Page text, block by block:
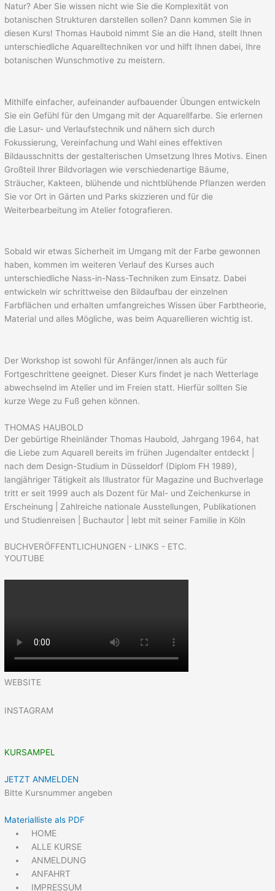
Natur? Aber Sie wissen nicht wie Sie die Komplexität von
botanischen Strukturen darstellen sollen? Dann kommen Sie in
diesen Kurs! Thomas Haubold nimmt Sie an die Hand, stellt Ihnen
unterschiedliche Aquarelltechniken vor und hilft Ihnen dabei, Ihre
botanischen Wunschmotive zu meistern.
Mithilfe einfacher, aufeinander aufbauender Übungen entwickeln
Sie ein Gefühl für den Umgang mit der Aquarellfarbe. Sie erlernen
die Lasur- und Verlaufstechnik und nähern sich durch
Fokussierung, Vereinfachung und Wahl eines effektiven
Bildausschnitts der gestalterischen Umsetzung Ihres Motivs. Einen
Großteil Ihrer Bildvorlagen wie verschiedenartige Bäume,
Sträucher, Kakteen, blühende und nichtblühende Pflanzen werden
Sie vor Ort in Gärten und Parks skizzieren und für die
Weiterbearbeitung im Atelier fotografieren.
Sobald wir etwas Sicherheit im Umgang mit der Farbe gewonnen
haben, kommen im weiteren Verlauf des Kurses auch
unterschiedliche Nass-in-Nass-Techniken zum Einsatz. Dabei
entwickeln wir schrittweise den Bildaufbau der einzelnen
Farbflächen und erhalten umfangreiches Wissen über Farbtheorie,
Material und alles Mögliche, was beim Aquarellieren wichtig ist.
Der Workshop ist sowohl für Anfänger/innen als auch für
Fortgeschrittene geeignet. Dieser Kurs findet je nach Wetterlage
abwechselnd im Atelier und im Freien statt. Hierfür sollten Sie
kurze Wege zu Fuß gehen können.
THOMAS HAUBOLD
Der gebürtige Rheinländer Thomas Haubold, Jahrgang 1964, hat
die Liebe zum Aquarell bereits im frühen Jugendalter entdeckt |
nach dem Design-Studium in Düsseldorf (Diplom FH 1989),
langjähriger Tätigkeit als Illustrator für Magazine und Buchverlage
tritt er seit 1999 auch als Dozent für Mal- und Zeichenkurse in
Erscheinung | Zahlreiche nationale Ausstellungen, Publikationen
und Studienreisen | Buchautor | lebt mit seiner Familie in Köln
BUCHVERÖFFENTLICHUNGEN - LINKS - ETC.
YOUTUBE
WEBSITE
INSTAGRAM
KURSAMPEL
JETZT ANMELDEN
Bitte Kursnummer angeben
Materialliste als PDF
HOME
ALLE KURSE
ANMELDUNG
ANFAHRT
IMPRESSUM